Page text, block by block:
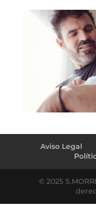
Aviso Legal
© 2025